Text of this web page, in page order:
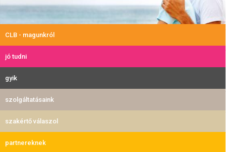
CLB - magunkról
jó tudni
gyik
szolgáltatásaink
szakértő válaszol
partnereknek